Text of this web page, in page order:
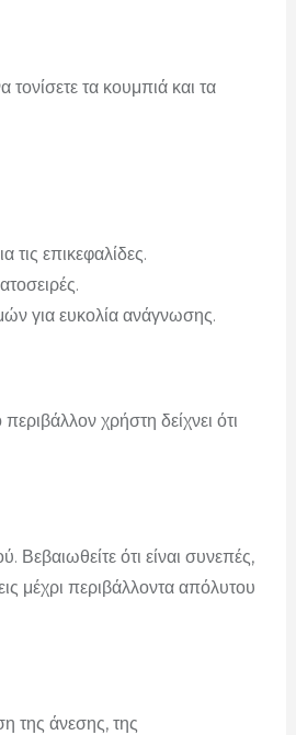
τονίσετε τα κουμπιά και τα
τις επικεφαλίδες.
για ευκολία ανάγνωσης.
χρήστη δείχνει ότι
Βεβαιωθείτε ότι είναι συνεπές,
μέχρι περιβάλλοντα απόλυτου
της άνεσης, της